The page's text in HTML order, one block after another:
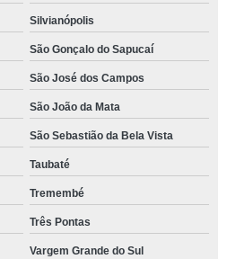
Silvianópolis
São Gonçalo do Sapucaí
São José dos Campos
São João da Mata
São Sebastião da Bela Vista
Taubaté
Tremembé
Três Pontas
Vargem Grande do Sul